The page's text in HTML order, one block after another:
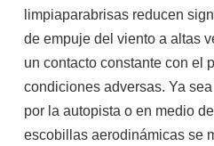
limpiaparabrisas reducen
de empuje del viento a altas
un contacto constante con el
condiciones adversas. Ya
por la autopista o en medio
escobillas aerodinámicas se